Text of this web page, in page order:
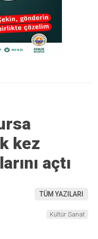
kez
açtı
TÜM YAZILARI
Kültür Sanat